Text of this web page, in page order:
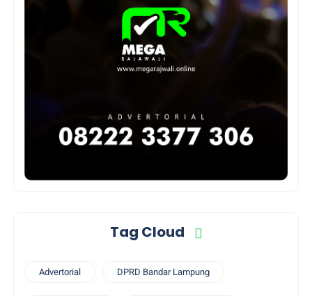
Tag Cloud
Advertorial DPRD Bandar Lampung